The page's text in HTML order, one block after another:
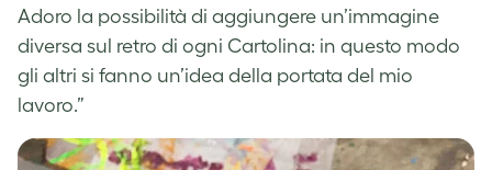
Adoro la possibilità di aggiungere un’immagine
diversa sul retro di ogni Cartolina: in questo modo
gli altri si fanno un’idea della portata del mio
lavoro.”